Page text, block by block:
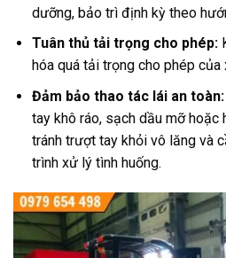
dưỡng, bảo trì định kỳ theo
Tuân thủ tải trọng cho phép:
hóa quá tải trọng cho phép của
Đảm bảo thao tác lái an toàn:
tay khô ráo, sạch dầu mỡ hoặc
tránh trượt tay khỏi vô lăng và
trình xử lý tình huống.